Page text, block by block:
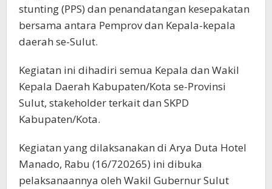
stunting (PPS) dan penandatangan kesepakatan
bersama antara Pemprov dan Kepala-kepala
daerah se-Sulut.
Kegiatan ini dihadiri semua Kepala dan Wakil
Kepala Daerah Kabupaten/Kota se-Provinsi
Sulut, stakeholder terkait dan SKPD
Kabupaten/Kota.
Kegiatan yang dilaksanakan di Arya Duta Hotel
Manado, Rabu (16/720265) ini dibuka
pelaksanaannya oleh Wakil Gubernur Sulut